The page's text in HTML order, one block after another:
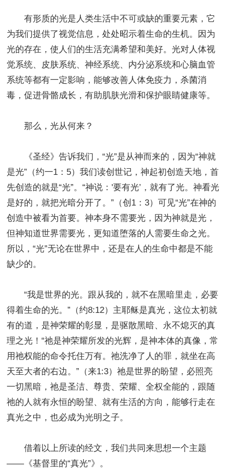
有形质的光是人类生活中不可或缺的重要元素，它
为我们提供了视觉信息，处处昭示着生命的生机。因为
光的存在，使人们的生活充满希望和美好。光对人体视
觉系统、皮肤系统、神经系统、内分泌系统和心脑血管
系统等都有一定影响，能够改善人体免疫力，杀菌消
毒，促进骨骼成长，有助肌肤光滑和保护眼睛健康等。
那么，光从何来？
《圣经》告诉我们，“光”是从神而来的，因为“神就
是光”（约一1：5）我们读创世记，神起初创造天地，首
先创造的就是“光”。“神说：'要有光’，就有了光。神看光
是好的，就把光暗分开了。”（创1：3）可见“光”在神的
创造中被看为首要。神本身不需要光，因为神就是光，
但神知道世界需要光，更知道堕落的人需要生命之光。
所以，“光”无论在世界中，还是在人的生命中都是不能
缺少的。
“我是世界的光。跟从我的，就不在黑暗里走，必要
得着生命的光。”（约8:12）主耶稣是真光，这位太初就
有的道，是神荣耀的彰显，是驱散黑暗、永不熄灭的真
理之光！“祂是神荣耀所发的光辉，是神本体的真像，常
用祂权能的命令托住万有。祂洗净了人的罪，就坐在高
天至大者的右边。”（来1:3）祂是世界的盼望，必照亮
一切黑暗，祂是圣洁、尊贵、荣耀、全权全能的，跟随
祂的人就有永恒的盼望、就有生活的方向，能够行走在
真光之中，也必成为光明之子。
借着以上所读的经文，我们共同来思想一个主题
——《基督里的“真光”》。